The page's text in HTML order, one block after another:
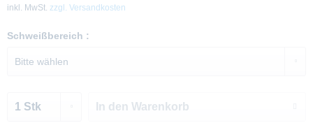
inkl. MwSt. zzgl. Versandkosten
Schweißbereich :
In den Warenkorb